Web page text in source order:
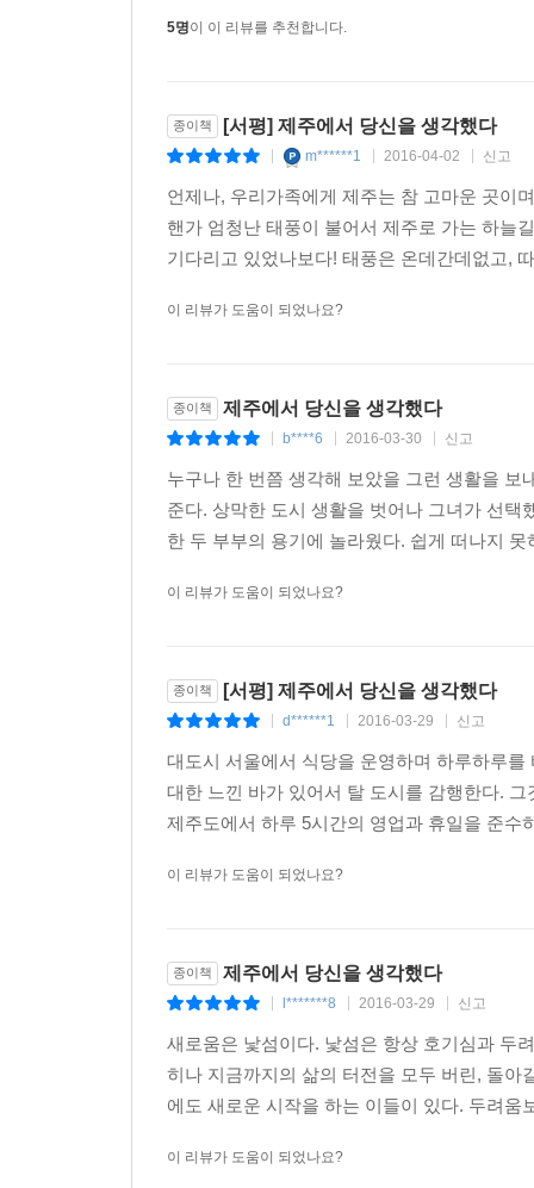
행복한 삶은 선택하는 자의 것
사실 저자가 처한 상황은 특수하지 않았다. 여
많았다. 부도 맞은 가장, 갓 결혼한 부부, 혼자 사
모여들고 있었다. 알고 보니 우리가 곁에서 늘 봐
이제, 제주에서는 어떻게 살 것인가,에 대한 고
않았다. 그래도 궁금했다. 그리고 그들이 제주
다르다는 말이다. _본문 62쪽
그런가 하면, 폐가 셀프 리모델링부터 이른바 ‘
특유의 목소리가 실린 분투기를 읽고 있노라
이웃들의 정착기가 묘하게 맞물리는 대목들이
더불어 살아 보니 장삿속이나 조급증도 점차 누
일이 지구 어딜 가도 지겹도록 따라붙을 것이
이곳에서도 만사가 생각처럼 쉽게 풀리지 않자
이주민을 배신했다는 때 이른 오해가 아니라 제
도모한 삶의 변화 앞에서 여전히 망설이고, 또 주
생생한 경험담이 더 솔깃할지도 모른다.
제주도에서 낭만과 힐링만 좇다가는 선배 이주
현실이라는 것이다. 제주도에 와 느긋하게 생
그래도 너무 매정하게 들리는 건 아닌가 싶다._본
“주변 이주민들을 볼 때면 욕심 없이 살 거라고
자신을 비교하는 순간 불행해지는 거잖아요. 욕
5명이 이 리뷰를 추천합니다.
종이책 [서평] 제주에서 당신을 생각했다
m******1 2016-04-02 신고
언제나, 우리가족에게 제주는 참 고마운 곳이
핸가 엄청난 태풍이 불어서 제주로 가는 하늘
기다리고 있었나보다! 태풍은 온데간데없고,
이 리뷰가 도움이 되었나요?
종이책 제주에서 당신을 생각했다
b****6 2016-03-30 신고
누구나 한 번쯤 생각해 보았을 그런 생활을
준다. 상막한 도시 생활을 벗어나 그녀가 선
한 두 부부의 용기에 놀라웠다. 쉽게 떠나지
이 리뷰가 도움이 되었나요?
종이책 [서평] 제주에서 당신을 생각했다
d******1 2016-03-29 신고
대도시 서울에서 식당을 운영하며 하루하루
대한 느낀 바가 있어서 탈 도시를 감행한다.
제주도에서 하루 5시간의 영업과 휴일을 준
이 리뷰가 도움이 되었나요?
종이책 제주에서 당신을 생각했다
l*******8 2016-03-29 신고
새로움은 낯섬이다. 낯섬은 항상 호기심과 두
히나 지금까지의 삶의 터전을 모두 버린, 돌아
에도 새로운 시작을 하는 이들이 있다. 두려
이 리뷰가 도움이 되었나요?